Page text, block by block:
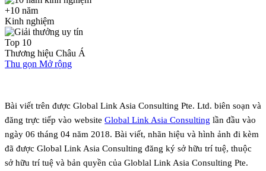
+10 năm
Kinh nghiệm
Top 10
Thương hiệu Châu Á
Thu gọn Mở rộng
Bài viết trên được Global Link Asia Consulting Pte. Ltd. biên soạn và
đăng trực tiếp vào website Global Link Asia Consulting lần đầu vào
ngày 06 tháng 04 năm 2018. Bài viết, nhãn hiệu và hình ảnh đi kèm
đã được Global Link Asia Consulting đăng ký sở hữu trí tuệ, thuộc
sở hữu trí tuệ và bản quyền của Globlal Link Asia Consulting Pte.